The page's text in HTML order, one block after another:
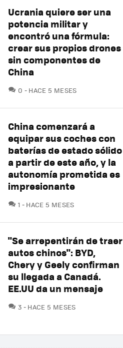
Ucrania quiere ser una
potencia militar y
encontró una fórmula:
crear sus propios drones
sin componentes de
China
0 COMENTARIOS
HACE 5 MESES
China comenzará a
equipar sus coches con
baterías de estado sólido
a partir de este año, y la
autonomía prometida es
impresionante
1 COMENTARIOS
HACE 5 MESES
"Se arrepentirán de traer
autos chinos": BYD,
Chery y Geely confirman
su llegada a Canadá.
EE.UU da un mensaje
3 COMENTARIOS
HACE 5 MESES